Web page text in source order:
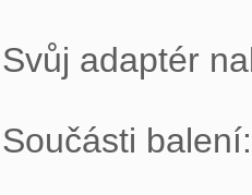
Svůj adaptér
Součásti balení: